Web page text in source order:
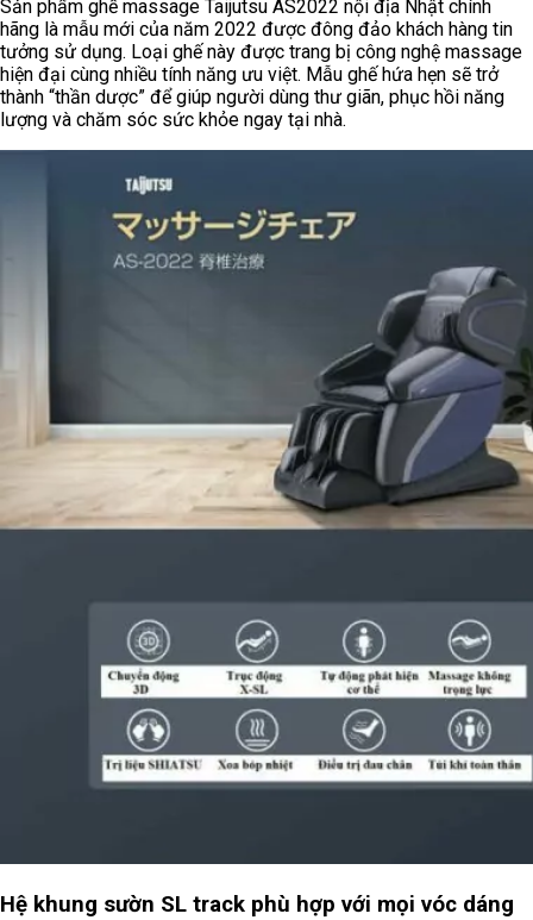
Sản phẩm ghế massage Taijutsu AS2022 nội địa Nhật chính
hãng là mẫu mới của năm 2022 được đông đảo khách hàng tin
tưởng sử dụng. Loại ghế này được trang bị công nghệ massage
hiện đại cùng nhiều tính năng ưu việt. Mẫu ghế hứa hẹn sẽ trở
thành “thần dược” để giúp người dùng thư giãn, phục hồi năng
lượng và chăm sóc sức khỏe ngay tại nhà.
Hệ khung sườn SL track phù hợp với mọi vóc dáng